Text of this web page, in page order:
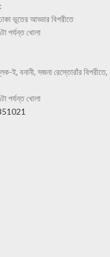
ভূতের আড্ডার বিপরীতে
পর্যন্ত খোলা
ই, বনানী, সজনা রেস্তোরাঁর বিপরীতে,
পর্যন্ত খোলা